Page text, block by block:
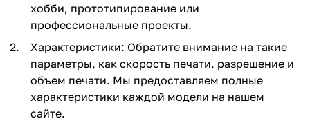
хобби, прототипирование или
профессиональные проекты.
Характеристики: Обратите внимание на такие
параметры, как скорость печати, разрешение и
объем печати. Мы предоставляем полные
характеристики каждой модели на нашем
сайте.